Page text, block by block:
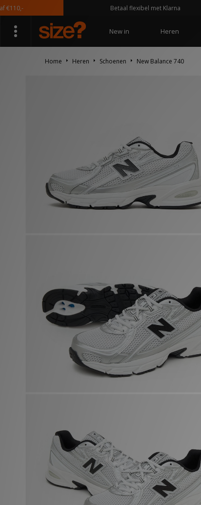
Betaal flexibel met Klarna
New in Heren
Home Heren Schoenen New Balance 740